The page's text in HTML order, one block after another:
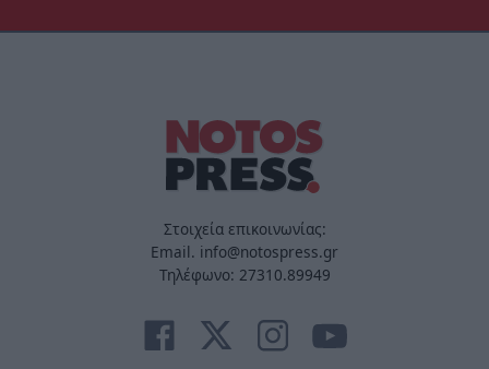
Στοιχεία επικοινωνίας:
Email. info@notospress.gr
Τηλέφωνο: 27310.89949